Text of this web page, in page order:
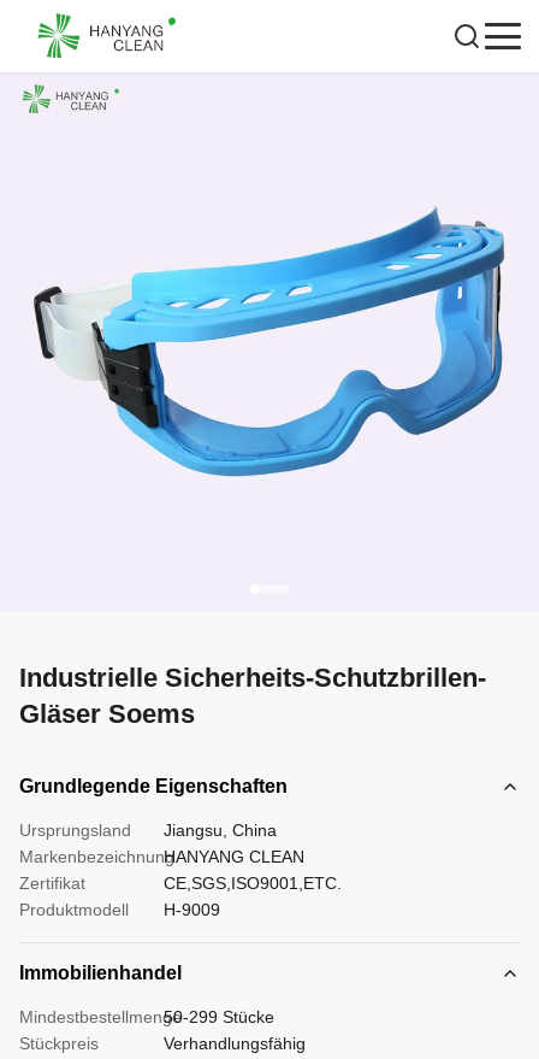
Industrielle Sicherheits-Schutzbrillen-
Gläser Soems
Grundlegende Eigenschaften
Ursprungsland
Jiangsu, China
MarkenbezeichnungHANYANG CLEAN
Zertifikat
CE,SGS,ISO9001,ETC.
Produktmodell
H-9009
Immobilienhandel
Mindestbestellmenge50-299 Stücke
Stückpreis
Verhandlungsfähig